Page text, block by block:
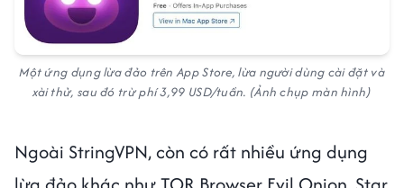
Một ứng dụng lừa đảo trên App Store, lừa người dùng cài đặt và
xài thử, sau đó trừ phí 3,99 USD/tuần. (Ảnh chụp màn hình)
Ngoài StringVPN, còn có rất nhiều ứng dụng